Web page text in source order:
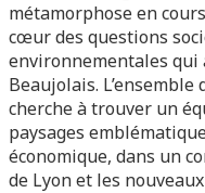
métamorphose en
cœur des questions
environnementales
Beaujolais.
cherche à trouver un
paysages
économique, dans un
de Lyon et les